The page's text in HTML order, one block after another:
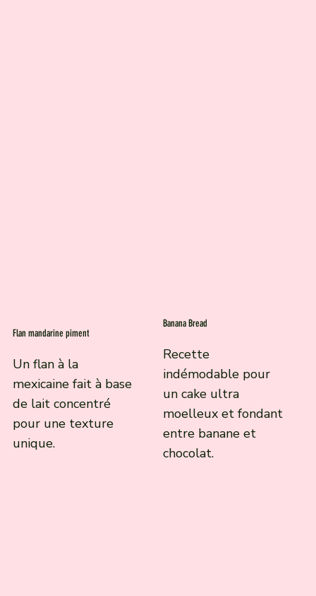
Flan mandarine piment
Un flan à la
mexicaine fait à base
de lait concentré
pour une texture
unique.
Banana Bread
Recette
indémodable pour
un cake ultra
moelleux et fondant
entre banane et
chocolat.